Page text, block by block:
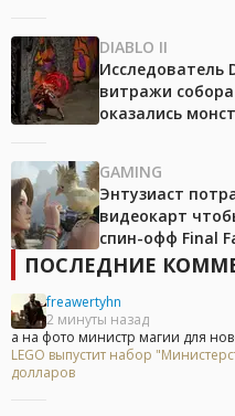
DIABLO II
Исследователь
витражи
оказались
GAMING
Энтузиаст
видеокарт
спин-офф Final
ПОСЛЕДНИЕ
freawertyhn
2 минуты назад
а на фото министр магии для
LEGO выпустит набор
долларов